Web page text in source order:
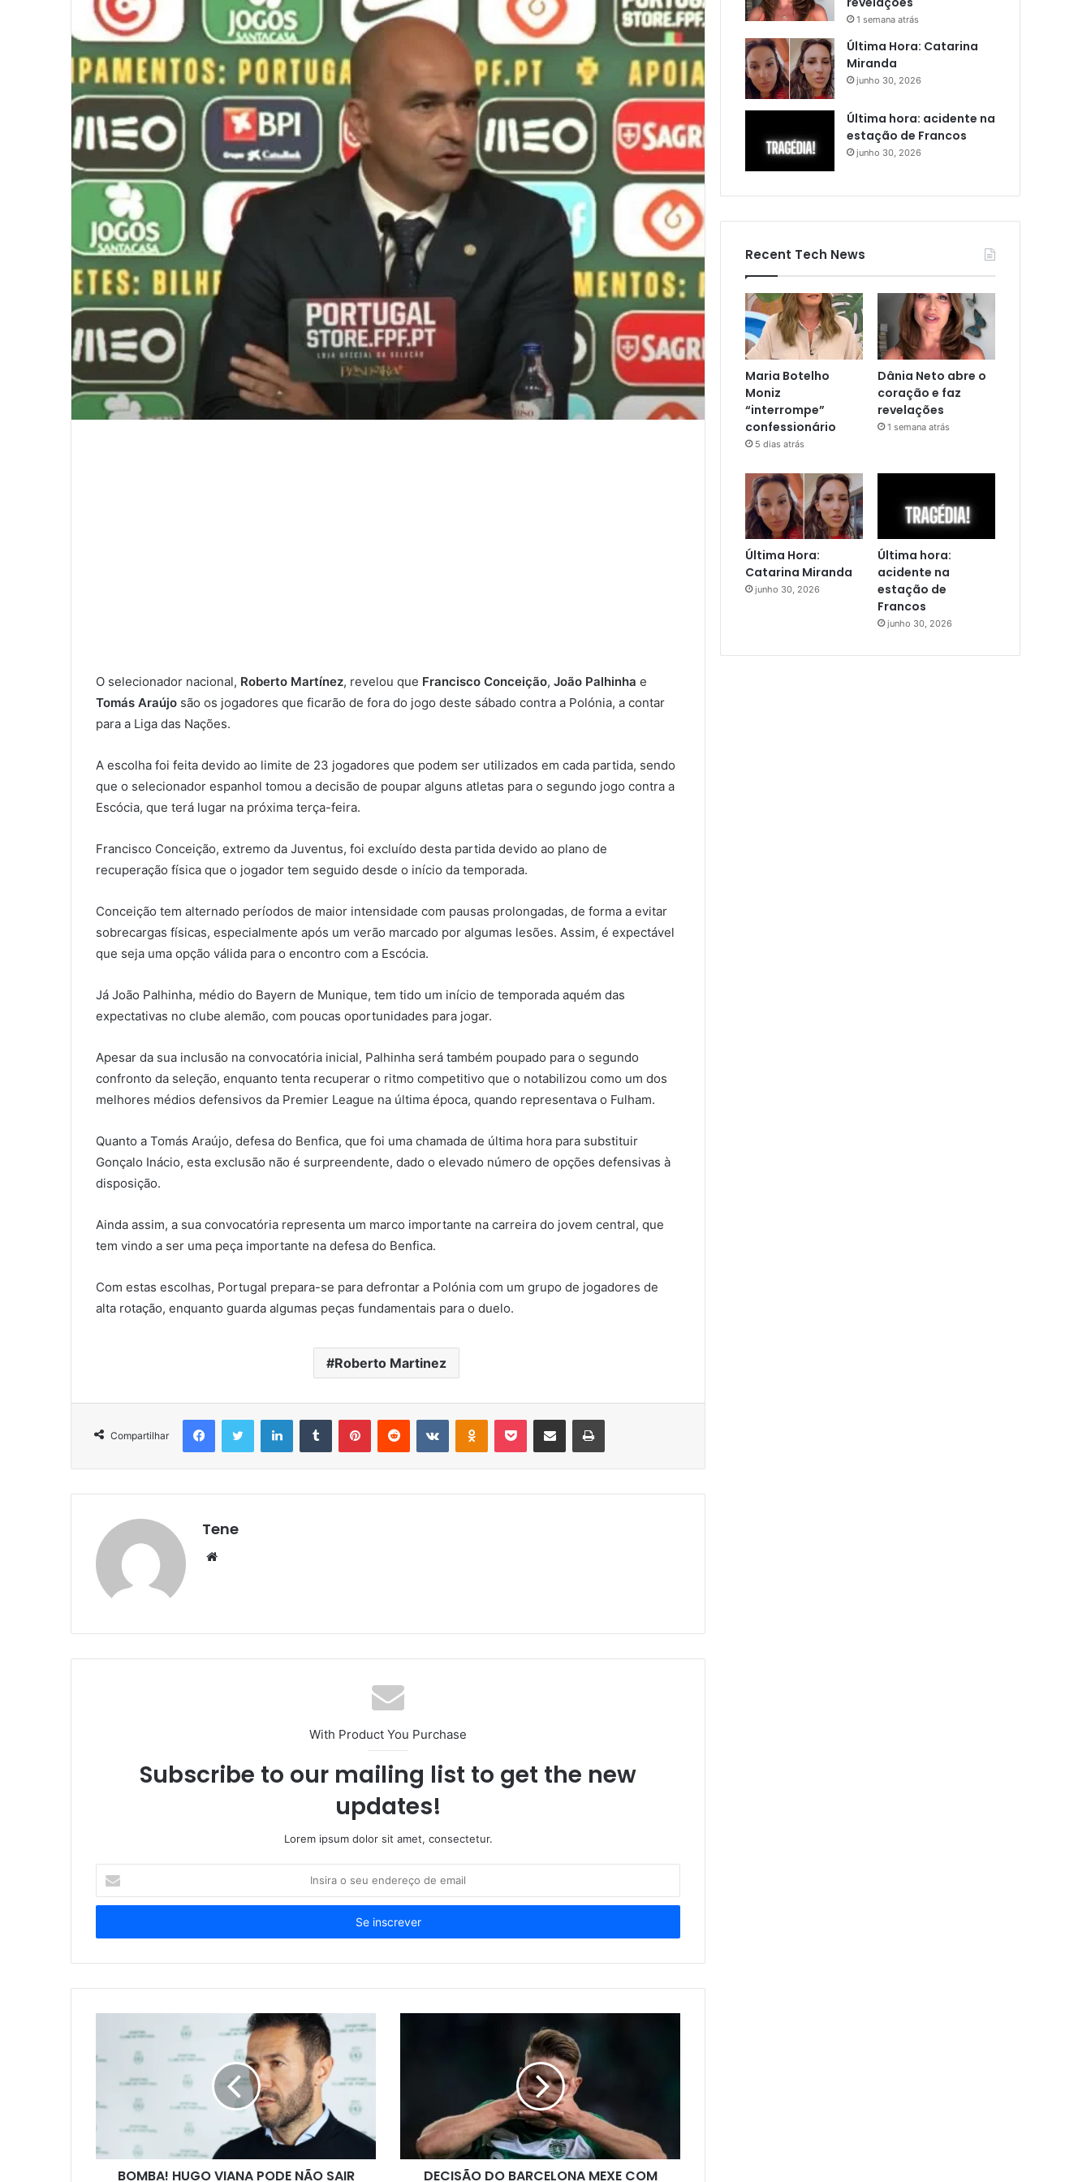
O selecionador nacional, Roberto Martínez, revelou que Francisco Conceição, João Palhinha e
Tomás Araújo são os jogadores que ficarão de fora do jogo deste sábado contra a Polónia, a contar
para a Liga das Nações.
A escolha foi feita devido ao limite de 23 jogadores que podem ser utilizados em cada partida, sendo
que o selecionador espanhol tomou a decisão de poupar alguns atletas para o segundo jogo contra a
Escócia, que terá lugar na próxima terça-feira.
Francisco Conceição, extremo da Juventus, foi excluído desta partida devido ao plano de
recuperação física que o jogador tem seguido desde o início da temporada.
Conceição tem alternado períodos de maior intensidade com pausas prolongadas, de forma a evitar
sobrecargas físicas, especialmente após um verão marcado por algumas lesões. Assim, é expectável
que seja uma opção válida para o encontro com a Escócia.
Já João Palhinha, médio do Bayern de Munique, tem tido um início de temporada aquém das
expectativas no clube alemão, com poucas oportunidades para jogar.
Apesar da sua inclusão na convocatória inicial, Palhinha será também poupado para o segundo
confronto da seleção, enquanto tenta recuperar o ritmo competitivo que o notabilizou como um dos
melhores médios defensivos da Premier League na última época, quando representava o Fulham.
Quanto a Tomás Araújo, defesa do Benfica, que foi uma chamada de última hora para substituir
Gonçalo Inácio, esta exclusão não é surpreendente, dado o elevado número de opções defensivas à
disposição.
Ainda assim, a sua convocatória representa um marco importante na carreira do jovem central, que
tem vindo a ser uma peça importante na defesa do Benfica.
Com estas escolhas, Portugal prepara-se para defrontar a Polónia com um grupo de jogadores de
alta rotação, enquanto guarda algumas peças fundamentais para o duelo.
Roberto Martinez
Compartilhar
FacebookTwitter LinkedinTumblr PinterestReddit VK OK Pocket Compartilhar via e-mail Imprimir
Tene
Website
With Product You Purchase
Subscribe to our mailing list to get the new
updates!
Lorem ipsum dolor sit amet, consectetur.
seu
de
BOMBA! HUGO VIANA PODE NÃO SAIR DECISÃO DO BARCELONA MEXE COM
1 semana atrás
Última Hora: Catarina
Miranda
junho 30, 2026
Última hora: acidente na
estação de Francos
junho 30, 2026
Recent Tech News
Maria Botelho
Moniz
“interrompe”
confessionário
5 dias atrás
Dânia Neto abre o
coração e faz
revelações
1 semana atrás
Última Hora:
Catarina Miranda
junho 30, 2026
Última hora:
acidente na
estação de
Francos
junho 30, 2026